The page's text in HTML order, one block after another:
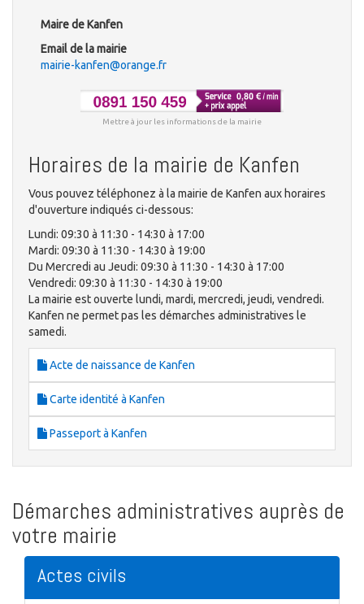
Maire de Kanfen
Email de la mairie
mairie-kanfen@orange.fr
Mettre à jour les informations de la mairie
Horaires de la mairie de Kanfen
Vous pouvez téléphonez à la mairie de Kanfen aux horaires
d'ouverture indiqués ci-dessous:
Lundi: 09:30 à 11:30 - 14:30 à 17:00
Mardi: 09:30 à 11:30 - 14:30 à 19:00
Du Mercredi au Jeudi: 09:30 à 11:30 - 14:30 à 17:00
Vendredi: 09:30 à 11:30 - 14:30 à 19:00
La mairie est ouverte lundi, mardi, mercredi, jeudi, vendredi.
Kanfen ne permet pas les démarches administratives le
samedi.
Acte de naissance de Kanfen
Carte identité à Kanfen
Passeport à Kanfen
Démarches administratives auprès de
votre mairie
Actes civils